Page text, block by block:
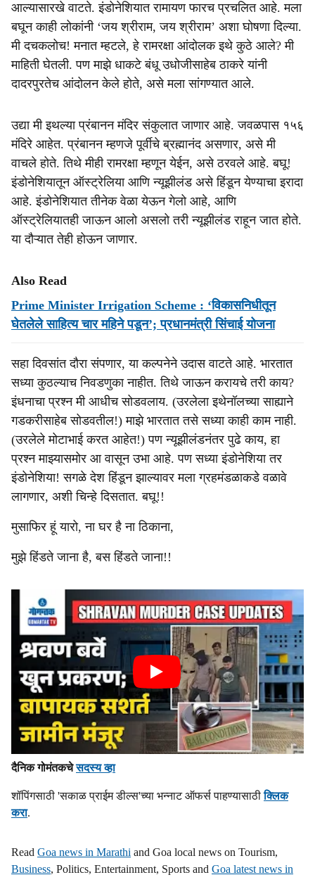
आल्यासारखे वाटते. इंडोनेशियात रामायण फारच प्रचलित आहे. मला
बघून काही लोकांनी ‘जय श्रीराम, जय श्रीराम’ अशा घोषणा दिल्या.
मी दचकलोच! मनात म्हटले, हे रामरक्षा आंदोलक इथे कुठे आले? मी
माहिती घेतली. पण माझे धाकटे बंधू उधोजीसाहेब ठाकरे यांनी
दादरपुरतेच आंदोलन केले होते, असे मला सांगण्यात आले.
उद्या मी इथल्या प्रंबानन मंदिर संकुलात जाणार आहे. जवळपास १५६
मंदिरे आहेत. प्रंबानन म्हणजे पूर्वीचे ब्रह्मानंद असणार, असे मी
वाचले होते. तिथे मीही रामरक्षा म्हणून येईन, असे ठरवले आहे. बघू!
इंडोनेशियातून ऑस्ट्रेलिया आणि न्यूझीलंड असे हिंडून येण्याचा इरादा
आहे. इंडोनेशियात तीनेक वेळा येऊन गेलो आहे, आणि
ऑस्ट्रेलियातही जाऊन आलो असलो तरी न्यूझीलंड राहून जात होते.
या दौऱ्यात तेही होऊन जाणार.
Also Read
Prime Minister Irrigation Scheme : ‘विकासनिधीतून
घेतलेले साहित्य चार महिने पडून’; प्रधानमंत्री सिंचाई योजना
सहा दिवसांत दौरा संपणार, या कल्पनेने उदास वाटते आहे. भारतात
सध्या कुठल्याच निवडणुका नाहीत. तिथे जाऊन करायचे तरी काय?
इंधनाचा प्रश्न मी आधीच सोडवलाय. (उरलेला इथेनॉलच्या साह्याने
गडकरीसाहेब सोडवतील!) माझे भारतात तसे सध्या काही काम नाही.
(उरलेले मोटाभाई करत आहेत!) पण न्यूझीलंडनंतर पुढे काय, हा
प्रश्न माझ्यासमोर आ वासून उभा आहे. पण सध्या इंडोनेशिया तर
इंडोनेशिया! सगळे देश हिंडून झाल्यावर मला ग्रहमंडळाकडे वळावे
लागणार, अशी चिन्हे दिसतात. बघू!!
मुसाफिर हूं यारो, ना घर है ना ठिकाना,
मुझे हिंडते जाना है, बस हिंडते जाना!!
दैनिक गोमंतकचेसदस्य व्हा
शॉपिंगसाठी 'सकाळ प्राईम डील्स'च्या भन्नाट ऑफर्स पाहण्यासाठीक्लिक
करा.
Read Goa news in Marathi and Goa local news on Tourism,
Business, Politics, Entertainment, Sports and Goa latest news in